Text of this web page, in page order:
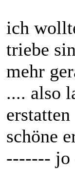
ich
triebe
mehr
.... also
erstatten
schöne
------- jo